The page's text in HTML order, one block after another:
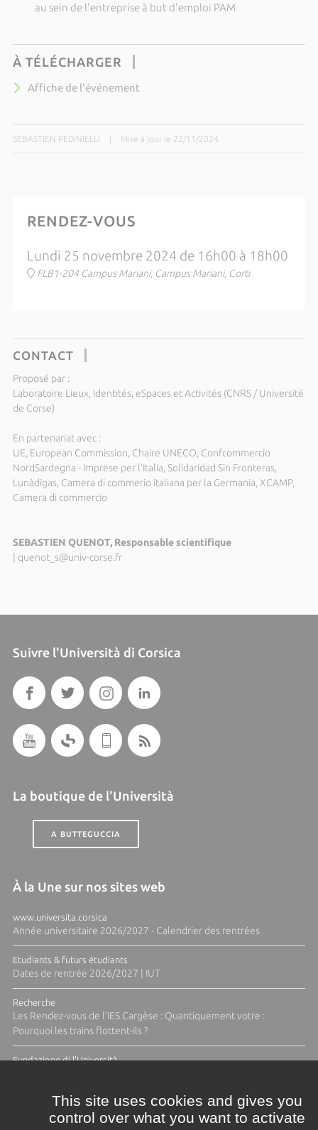
au sein de l'entreprise à but d'emploi PAM
À TÉLÉCHARGER
Affiche de l'événement
SEBASTIEN PEDINIELLI Mise à jour le 22/11/2024
RENDEZ-VOUS
Lundi 25 novembre 2024 de 16h00 à 18h00
FLB1-204 Campus Mariani, Campus Mariani, Corti
CONTACT
Proposé par :
Laboratoire Lieux, Identités, eSpaces et Activités (CNRS / Université
de Corse)
En partenariat avec :
UE, European Commission, Chaire UNECO, Confcommercio
NordSardegna - Imprese per l'Italia, Solidaridad Sin Fronteras,
Lunàdigas, Camera di commerio italiana per la Germania, XCAMP,
Camera di commercio
SEBASTIEN QUENOT, Responsable scientifique
quenot_s@univ-corse.fr
Suivre l'Università di Corsica
La boutique de l'Università
A BUTTEGUCCIA
À la Une sur nos sites web
www.universita.corsica
Année universitaire 2026/2027 - Calendrier des rentrées
Etudiants & futurs étudiants
Dates de rentrée 2026/2027 | IUT
Recherche
Les Rendez-vous de l'IES Cargèse : Quantiquement votre :
Pourquoi les trains flottent-ils ?
Fundazione di l'Università
This site uses cookies and gives you
control over what you want to activate